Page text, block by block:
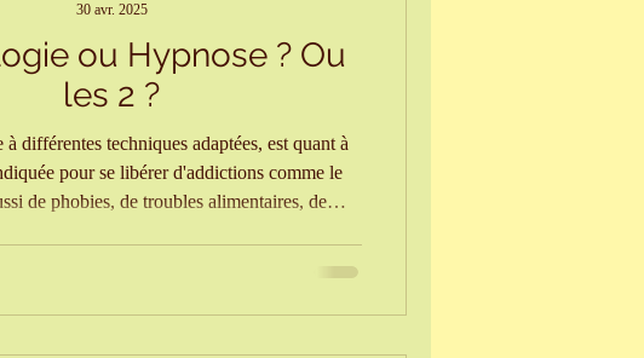
tabac
en soi
et rentrée
Lâcher-prise
ou Hypnose ? Ou
les 2 ?
différentes techniques adaptées, est quant à
pour se libérer d'addictions comme le
de phobies, de troubles alimentaires, de
30 avr. 2025